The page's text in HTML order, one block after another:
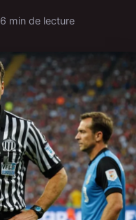
6 min de lecture